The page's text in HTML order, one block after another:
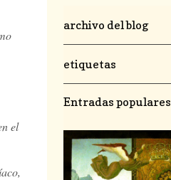
el
archivo del blog
etiquetas
Entradas populares